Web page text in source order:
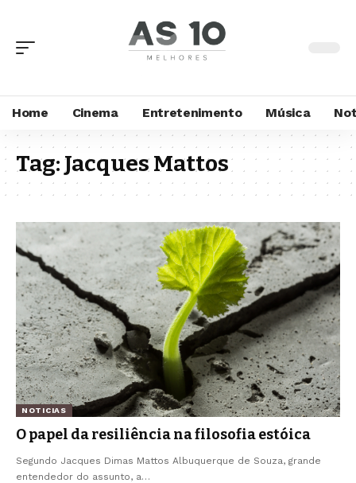
Home Cinema Entretenimento Música
Tag:Jacques Mattos
NOTICIAS
O papel da resiliência na filosofia estóica
Segundo Jacques Dimas Mattos Albuquerque de Souza, grande
entendedor do assunto, a…